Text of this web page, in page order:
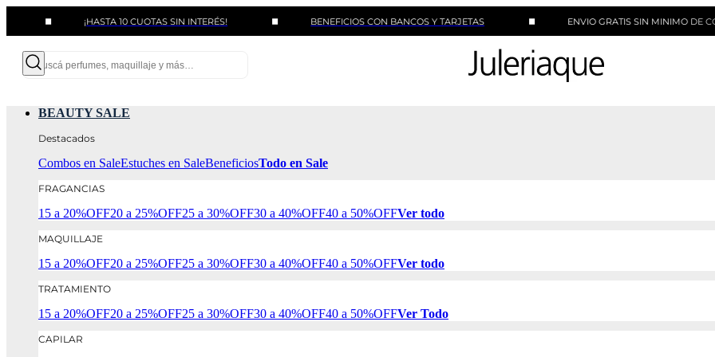
¡HASTA 10 CUOTAS SIN INTERÉS! BENEFICIOS CON BANCOS Y TARJETAS ENVIO GRATIS SIN MINIMO DE COMPRA
BEAUTY SALE
Destacados
Combos en SaleEstuches en SaleBeneficiosTodo en Sale
FRAGANCIAS
15 a 20%OFF20 a 25%OFF25 a 30%OFF30 a 40%OFF40 a 50%OFFVer todo
MAQUILLAJE
15 a 20%OFF20 a 25%OFF25 a 30%OFF30 a 40%OFF40 a 50%OFFVer todo
TRATAMIENTO
15 a 20%OFF20 a 25%OFF25 a 30%OFF30 a 40%OFF40 a 50%OFFVer Todo
CAPILAR